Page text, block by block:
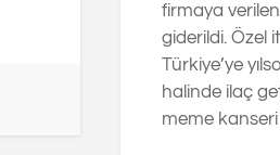
firmaya
giderildi. Özel
Türkiye’ye
halinde ilaç
meme